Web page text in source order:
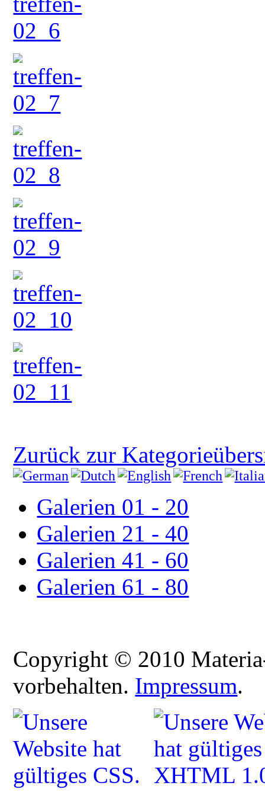
Zurück zur
Galerien 01 - 20
Galerien 21 - 40
Galerien 41 - 60
Galerien 61 - 80
Copyright © 2010
vorbehalten. Impressum.